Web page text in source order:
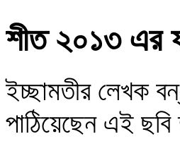
শীত ২০১৩ এর
ইচ্ছামতীর লেখক
পাঠিয়েছেন এই ছবি